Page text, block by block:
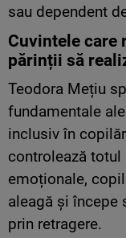
sau dependent
Cuvintele care
părinții să
Teodora Mețiu
fundamentale
inclusiv în
controlează
emoționale,
aleagă și începe
prin retragere.